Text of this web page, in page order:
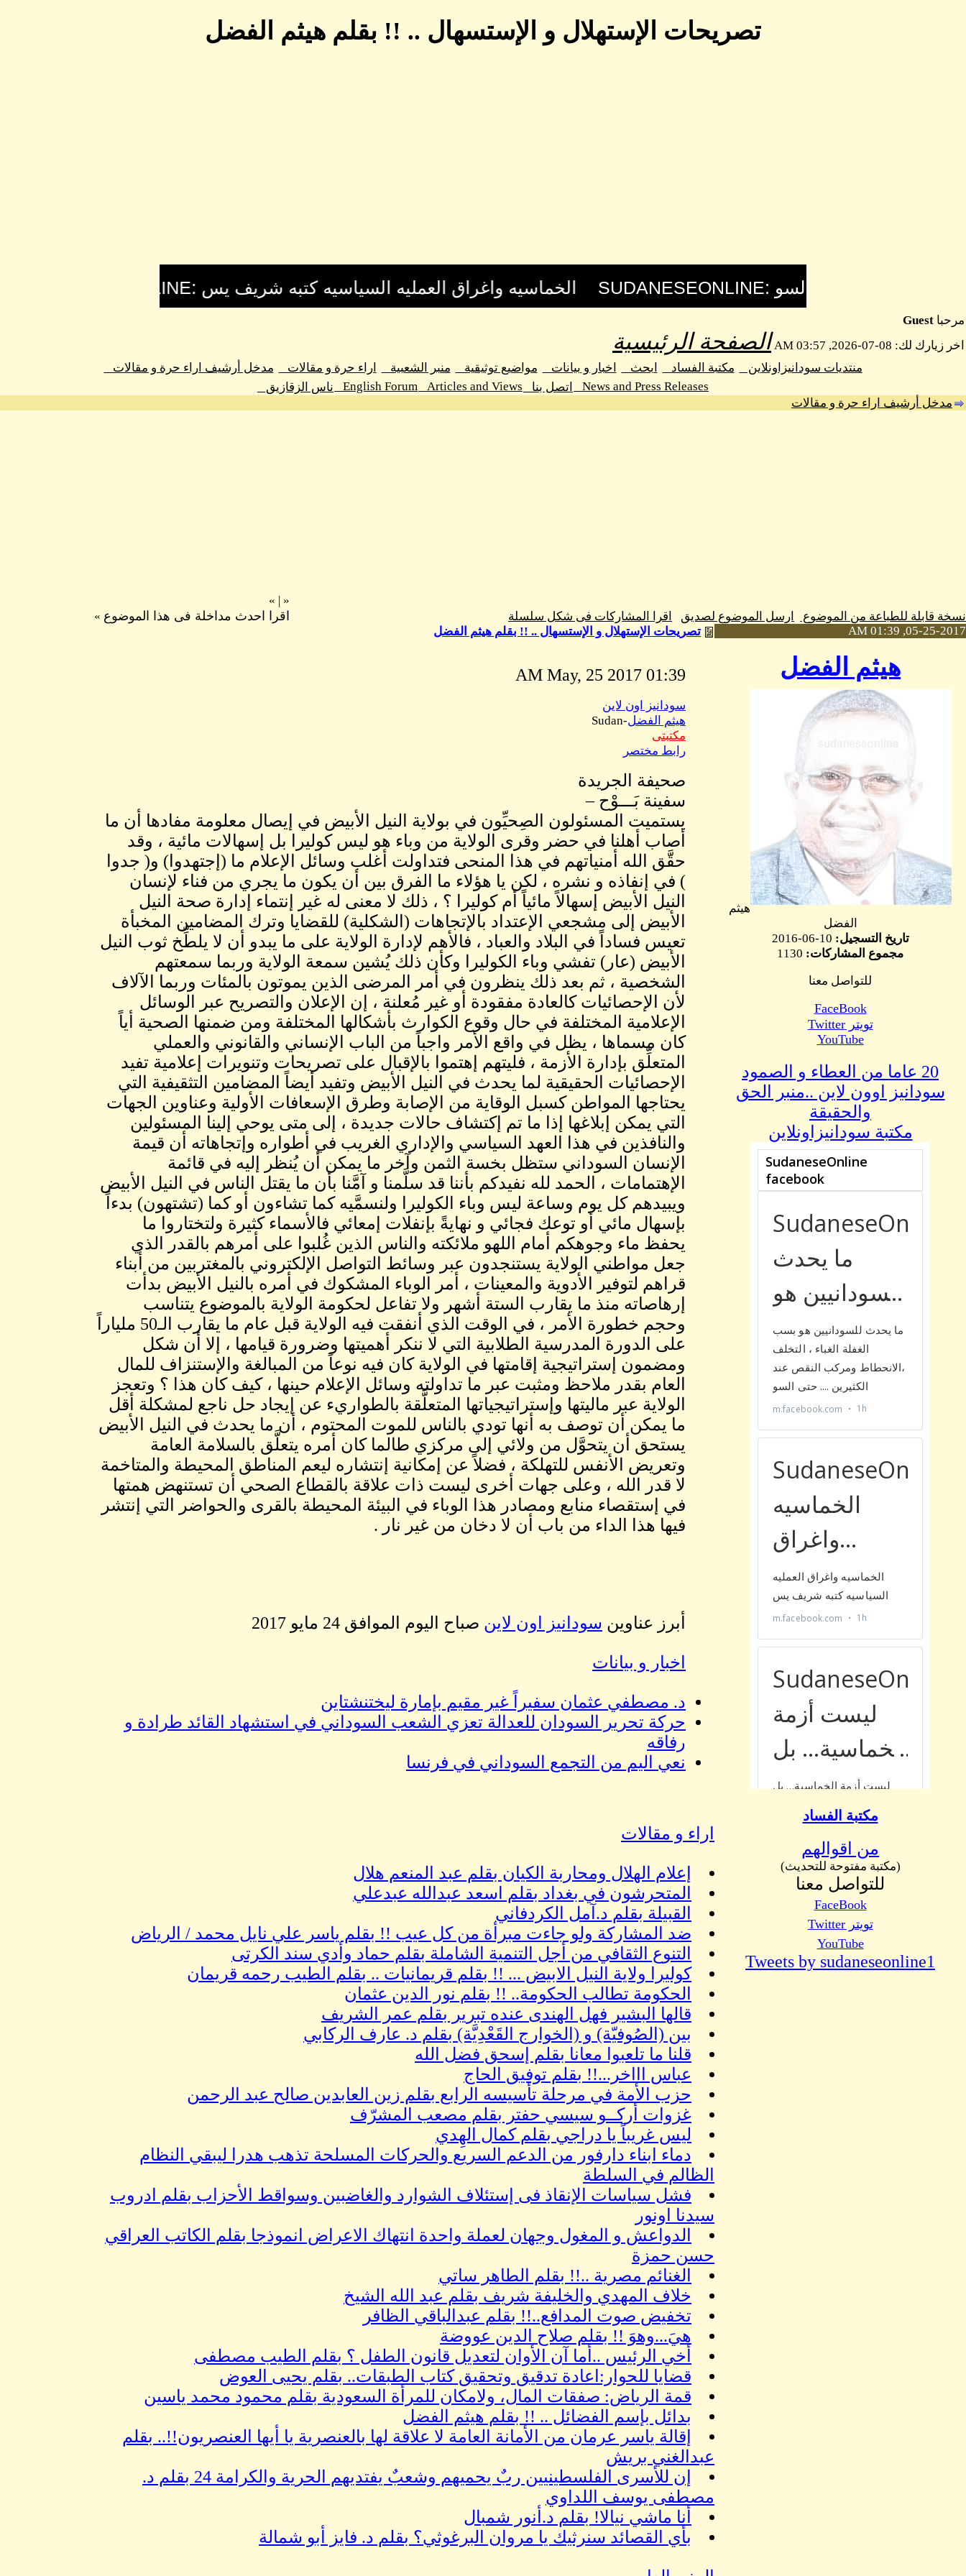
تصريحات الإستهلال و الإستسهال .. !! بقلم هيثم الفضل
مرحبا Guest
اخر زيارك لك: 08-07-2026, 03:57 AM
الصفحة الرئيسية
منتديات سودانيزاونلاين مكتبة الفساد ابحث اخبار و بيانات مواضيع توثيقية منبر الشعبية اراء حرة و مقالات
مدخل أرشيف اراء حرة و مقالات
News and Press Releases
اتصل بنا Articles and Views
English Forum
ناس الزقازيق
مدخل أرشيف اراء حرة و مقالات
نسخة قابلة للطباعة من الموضوع ارسل الموضوع لصديق اقرا المشاركات فى شكل سلسلة
«
|
»
اقرا احدث مداخلة فى هذا الموضوع »
05-25-2017, 01:39 AM
هيثم الفضل
هيثم
الفضل
تاريخ التسجيل:
مجموع المشاركات:
للتواصل معنا
FaceBook
تويتر Twitter
YouTube
20 عاما من العطاء و الصمود
سودانيز اوون لاين ..منبر الحق
والحقيقة
مكتبة سودانيزاونلاين
مكتبة الفساد
من اقوالهم
(مكتبة مفتوحة للتحديث)
للتواصل معنا
FaceBook
تويتر Twitter
YouTube
Tweets by sudaneseonline1
تصريحات الإستهلال و الإستسهال .. !! بقلم هيثم الفضل
01:39 AM May, 25 2017
سودانيز اون لاين
هيثم الفضل-Sudan
مكتبتى
رابط مختصر
صحيفة الجريدة
سفينة بَـــوْح –
يستميت المسئولون الصِحيِّون في بولاية النيل الأبيض في إيصال معلومة مفادها أن ما
أصاب أهلنا في حضر وقرى الولاية من وباء هو ليس كوليرا بل إسهالات مائية ، وقد
حقَّق الله أمنياتهم في هذا المنحى فتداولت أغلب وسائل الإعلام ما (إجتهدوا) و( جدوا
) في إنفاذه و نشره ، لكن يا هؤلاء ما الفرق بين أن يكون ما يجري من فناء لإنسان
النيل الأبيض إسهالاً مائياً أم كوليرا ؟ ، ذلك لا معنى له غير إنتماء إدارة صحة النيل
الأبيض إلى مشجعي الإعتداد بالإتجاهات (الشكلية) للقضايا وترك المضامين المخبأة
تعيس فساداً في البلاد والعباد ، فالأهم لإدارة الولاية على ما يبدو أن لا يلطِّخ ثوب النيل
الأبيض (عار) تفشي وباء الكوليرا وكأن ذلك يُشين سمعة الولاية وربما سمعتهم
الشخصية ، ثم بعد ذلك ينظرون في أمر المرضى الذين يموتون بالمئات وربما الآلاف
لأن الإحصائيات كالعادة مفقودة أو غير مُعلنة ، إن الإعلان والتصريح عبر الوسائل
الإعلامية المختلفة في حال وقوع الكوارث بأشكالها المختلفة ومن ضمنها الصحية أياً
كان مسماها ، يظل في واقع الأمر واجباً من الباب الإنساني والقانوني والعملي
المتعلِّق بإدارة الأزمة ، فليتهم إهتموا بالإقبال على تصريحات وتنويرات إعلامية تفيد
الإحصائيات الحقيقية لما يحدث في النيل الأبيض وتفيد أيضاً المضامين التثقيفية التي
يحتاجها المواطن كسبل الوقاية من الإصابة وطرق الإسعافات الأولية وعناوين الجهات
التي يمكن إبلاغها إذا ما تم إكتشاف حالات جديدة ، إلى متى يوحي إلينا المسئولين
والنافذين في هذا العهد السياسي والإداري الغريب في أطواره وإتجاهاته أن قيمة
الإنسان السوداني ستظل بخسة الثمن وآخر ما يمكن أن يُنظر إليه في قائمة
الإهتمامات ، الحمد لله نفيدكم بأننا قد سلَّمنا و آمَّنا بأن ما يقتل الناس في النيل الأبيض
ويبيدهم كل يوم وساعة ليس وباء الكوليرا ولنسمَّيه كما تشاءون أو كما (تشتهون) بدءاً
بإسهال مائي أو توعك فجائي و نهايةً بإنفلات إمعائي فالأسماء كثيرة ولتختاروا ما
يحفظ ماء وجوهكم أمام اللهو ملائكته والناس الذين غُلبوا على أمرهم بالقدر الذي
جعل مواطني الولاية يستنجدون عبر وسائط التواصل الإلكتروني بالمغتربين من أبناء
قراهم لتوفير الأدوية والمعينات ، أمر الوباء المشكوك في أمره بالنيل الأبيض بدأت
إرهاصاته منذ ما يقارب الستة أشهر ولا تفاعل لحكومة الولاية بالموضوع يتناسب
وحجم خطورة الأمر ، في الوقت الذي أنفقت فيه الولاية قبل عام ما يقارب الـ50 ملياراً
على الدورة المدرسية الطلابية التي لا ننكر أهميتها وضرورة قيامها ، إلا أن شكل
ومضمون إستراتيجية إقامتها في الولاية كان فيه نوعاً من المبالغة والإستنزاف للمال
العام بقدر ملاحظ ومثبت عبر ما تداولته وسائل الإعلام حينها ، كيف كان هذا ؟ وتعجز
الولاية عبر ماليتها وإستراتيجياتها المتعلَّقة بالطواريء عن إيجاد حل ناجع لمشكلة أقل
ما يمكن أن توصف به أنها تودي بالناس للموت المحتوم ، أن ما يحدث في النيل الأبيض
يستحق أن يتحوَّل من ولائي إلى مركزي طالما كان أمره يتعلَّق بالسلامة العامة
وتعريض الأنفس للتهلكة ، فضلاً عن إمكانية إنتشاره ليعم المناطق المحيطة والمتاخمة
لا قدر الله ، وعلى جهات أخرى ليست ذات علاقة بالقطاع الصحي أن تستنهض همتها
في إستقصاء منابع ومصادر هذا الوباء في البيئة المحيطة بالقرى والحواضر التي إنتشر
فيها هذا الداء من باب أن لا دخان من غير نار .
أبرز عناوين سودانيز اون لاين صباح اليوم الموافق 24 مايو 2017
اخبار و بيانات
د. مصطفي عثمان سفيراً غير مقيم بإمارة ليختنشتاين
حركة تحرير السودان للعدالة تعزي الشعب السوداني في استشهاد القائد طرادة و
رفاقه
نعي اليم من التجمع السوداني في فرنسا
اراء و مقالات
إعلام الهلال ومحاربة الكيان بقلم عبد المنعم هلال
المتحرشون في بغداد بقلم اسعد عبدالله عبدعلي
القبيلة بقلم د.آمل الكردفاني
ضد المشاركة ولو جاءت مبرأة من كل عيب !! بقلم ياسر علي نايل محمد / الرياض
التنوع الثقافي من أجل التنمية الشاملة بقلم حماد وأدي سند الكرتى
كوليرا ولاية النيل الابيض ... !! بقلم قريمانيات .. بقلم الطيب رحمه قريمان
الحكومة تطالب الحكومة.. !! بقلم نور الدين عثمان
قالها البشير فهل الهندى عنده تبرير بقلم عمر الشريف
بين (الصُوفيّة) و (الخوارج القَعْدِيَّة) بقلم د. عارف الركابي
قلنا ما تلعبوا معانا بقلم إسحق فضل الله
عباس اااخر...!! بقلم توفيق الحاج
حزب الأمة في مرحلة تأسيسه الرابع بقلم زين العابدين صالح عبد الرحمن
غزوات أركــو سيسي حفتر بقلم مصعب المشرّف
ليس غريباً يا دراجي بقلم كمال الهِدي
دماء ابناء دارفور من الدعم السريع والحركات المسلحة تذهب هدرا ليبقي النظام
الظالم في السلطة
فشل سياسات الإنقاذ فى إستئلاف الشوارد والغاضبين وسواقط الأحزاب بقلم ادروب
سيدنا اونور
الدواعش و المغول وجهان لعملة واحدة انتهاك الاعراض انموذجا بقلم الكاتب العراقي
حسن حمزة
الغنائم مصرية ..!! بقلم الطاهر ساتي
خلاف المهدي والخليفة شريف بقلم عبد الله الشيخ
تخفيض صوت المدافع..!! بقلم عبدالباقي الظافر
هيَ...وهوَ !! بقلم صلاح الدين عووضة
أخي الرئيس ..أما آن الأوان لتعديل قانون الطفل ؟ بقلم الطيب مصطفى
قضايا للحوار:اعادة تدقيق وتحقيق كتاب الطبقات.. بقلم يحيى العوض
قمة الرياض: صفقات المال، ولامكان للمرأة السعودية بقلم محمود محمد ياسين
بدائل بإسم الفضائل .. !! بقلم هيثم الفضل
إقالة ياسر عرمان من الأمانة العامة لا علاقة لها بالعنصرية يا أيها العنصريون!!.. بقلم
عبدالغني بريش
إن للأسرى الفلسطينيين ربٌ يحميهم وشعبٌ يفتديهم الحرية والكرامة 24 بقلم د.
مصطفى يوسف اللداوي
أنا ماشي نيالا! بقلم د.أنور شمبال
بأي القصائد سنرثيك يا مروان البرغوثي؟ بقلم د. فايز أبو شمالة